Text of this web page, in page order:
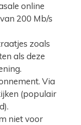
online
200 Mb/s
zoals
als deze
Via
(populair
niet voor